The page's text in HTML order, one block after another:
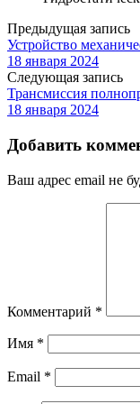
Предыдущая запись
Устройство
18 января 2024
Следующая запись
Трансмиссия
18 января 2024
Добавить
Ваш адрес email не
Комментарий *
Имя *
Email *